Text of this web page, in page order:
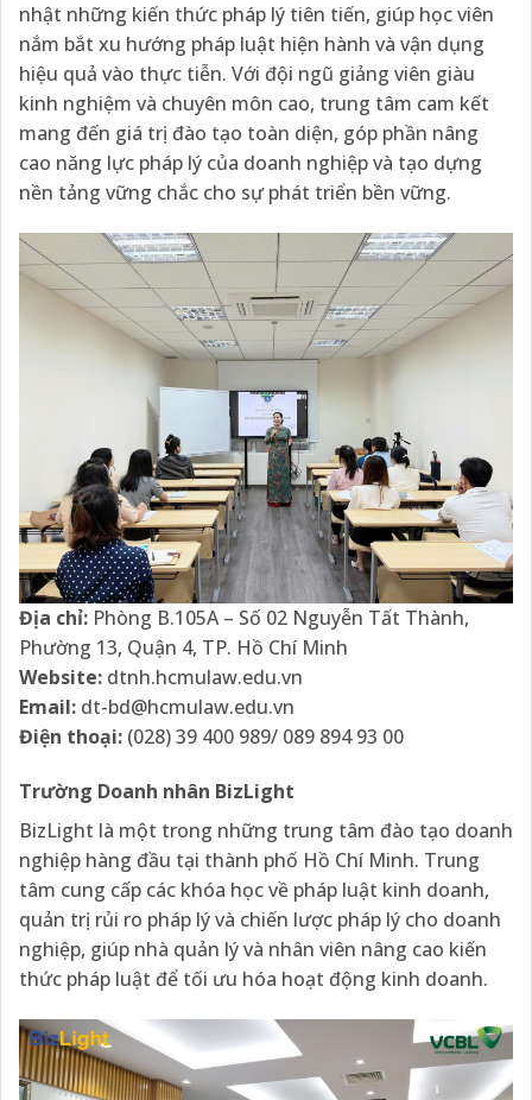
nhật những kiến thức pháp lý tiên tiến, giúp học viên
nắm bắt xu hướng pháp luật hiện hành và vận dụng
hiệu quả vào thực tiễn. Với đội ngũ giảng viên giàu
kinh nghiệm và chuyên môn cao, trung tâm cam kết
mang đến giá trị đào tạo toàn diện, góp phần nâng
cao năng lực pháp lý của doanh nghiệp và tạo dựng
nền tảng vững chắc cho sự phát triển bền vững.
Địa chỉ: Phòng B.105A – Số 02 Nguyễn Tất Thành,
Phường 13, Quận 4, TP. Hồ Chí Minh
Website: dtnh.hcmulaw.edu.vn
Email: dt-bd@hcmulaw.edu.vn
Điện thoại: (028) 39 400 989/ 089 894 93 00
Trường Doanh nhân BizLight
BizLight là một trong những trung tâm đào tạo doanh
nghiệp hàng đầu tại thành phố Hồ Chí Minh. Trung
tâm cung cấp các khóa học về pháp luật kinh doanh,
quản trị rủi ro pháp lý và chiến lược pháp lý cho doanh
nghiệp, giúp nhà quản lý và nhân viên nâng cao kiến
thức pháp luật để tối ưu hóa hoạt động kinh doanh.